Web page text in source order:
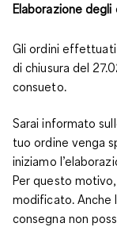
Elaborazione degli
Gli ordini
di chiusura del
consueto.
Sarai informato
tuo ordine venga
iniziamo
Per questo
modificato. Anche
consegna non